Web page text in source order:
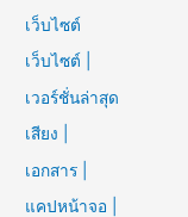
เว็บไซต์
เว็บไซต์ |
เวอร์ชั่นล่าสุด
เสียง |
เอกสาร |
แคปหน้าจอ |